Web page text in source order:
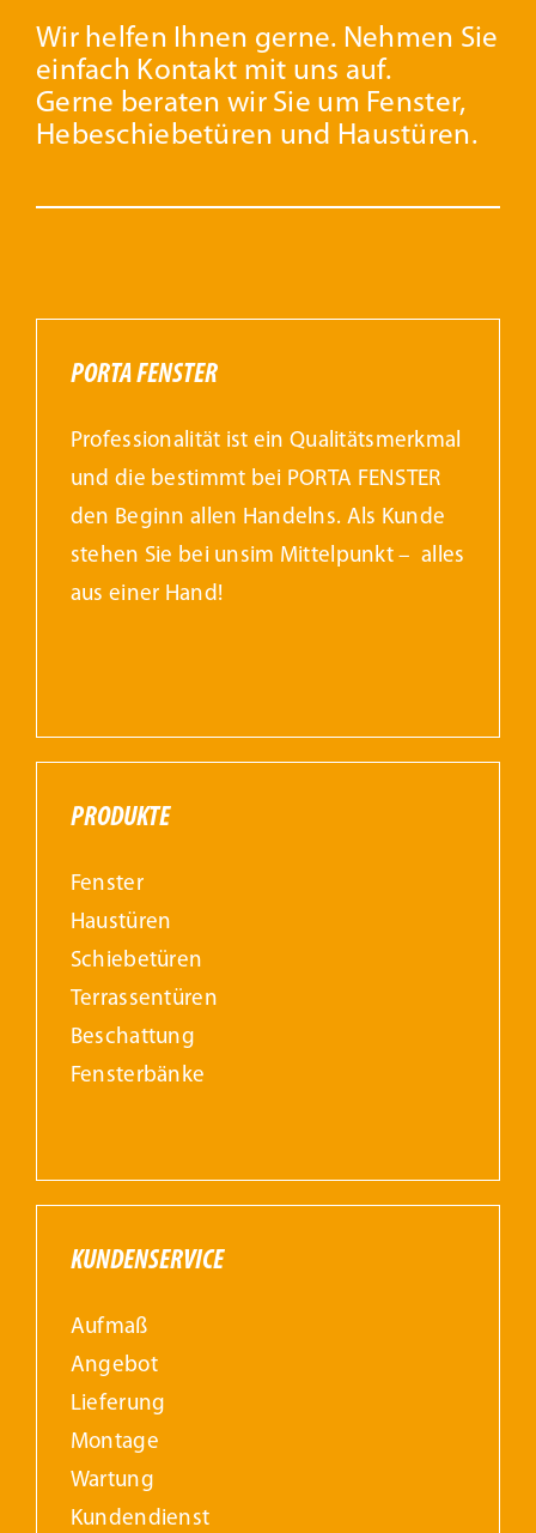
Wir helfen Ihnen gerne. Nehmen Sie
einfach Kontakt mit uns auf.
Gerne beraten wir Sie um Fenster,
Hebeschiebetüren und Haustüren.
PORTA FENSTER
Professionalität ist ein Qualitätsmerkmal
und die bestimmt bei PORTA FENSTER
den Beginn allen Handelns. Als Kunde
stehen Sie bei unsim Mittelpunkt – alles
aus einer Hand!
PRODUKTE
Fenster
Haustüren
Schiebetüren
Terrassentüren
Beschattung
Fensterbänke
KUNDENSERVICE
Aufmaß
Angebot
Lieferung
Montage
Wartung
Kundendienst